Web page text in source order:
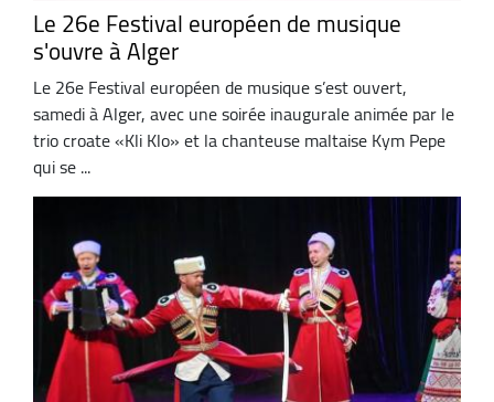
Le 26e Festival européen de musique
s'ouvre à Alger
Le 26e Festival européen de musique s’est ouvert,
samedi à Alger, avec une soirée inaugurale animée par le
trio croate «Kli Klo» et la chanteuse maltaise Kym Pepe
qui se ...